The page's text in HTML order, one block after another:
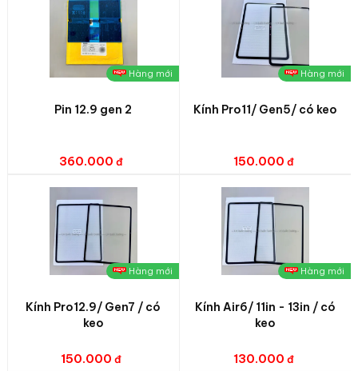
Hàng mới
Pin 12.9 gen 2
360.000
Hàng mới
Kính Pro11/ Gen5/ có keo
150.000
Hàng mới
Kính Pro12.9/ Gen7 / có
keo
150.000
Hàng mới
Kính Air6/ 11in - 13in / có
keo
130.000